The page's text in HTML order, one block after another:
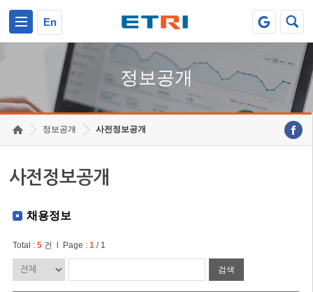
En
정보공개
정보공개 사전정보공개
사전정보공개
채용정보
Total : 5건 l Page : 1/ 1
검색